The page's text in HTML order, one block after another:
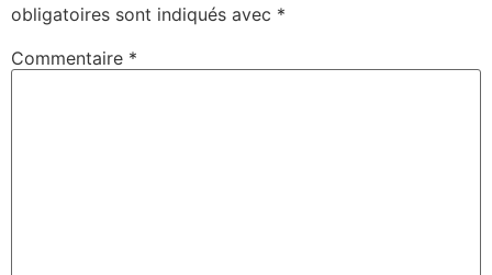
obligatoires sont indiqués avec *
Commentaire *